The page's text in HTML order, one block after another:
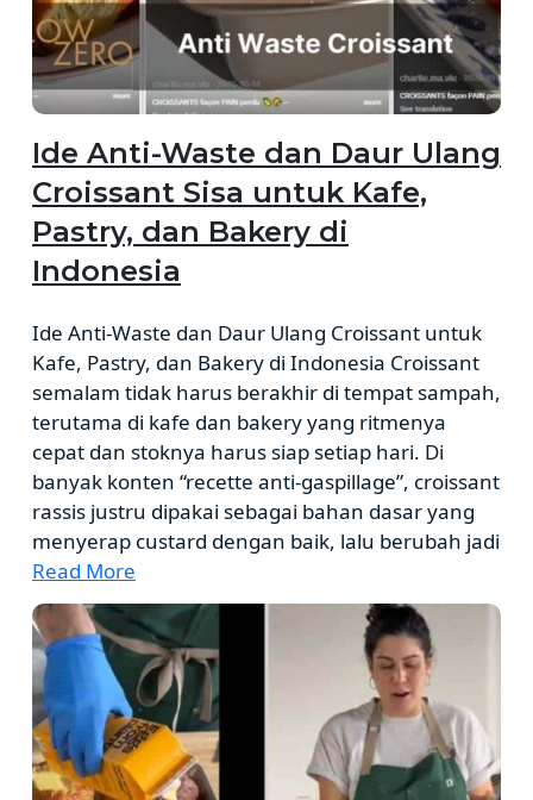
Ide Anti-Waste dan Daur Ulang
Croissant Sisa untuk Kafe,
Pastry, dan Bakery di
Indonesia
Ide Anti-Waste dan Daur Ulang Croissant untuk
Kafe, Pastry, dan Bakery di Indonesia Croissant
semalam tidak harus berakhir di tempat sampah,
terutama di kafe dan bakery yang ritmenya
cepat dan stoknya harus siap setiap hari. Di
banyak konten “recette anti-gaspillage”, croissant
rassis justru dipakai sebagai bahan dasar yang
menyerap custard dengan baik, lalu berubah jadi
Read More